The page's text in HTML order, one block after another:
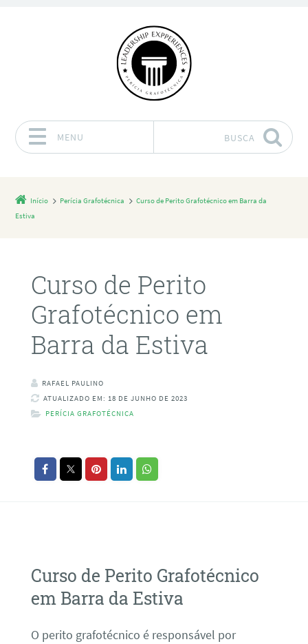
MENU BUSCA
Início Perícia Grafotécnica
Curso de Perito Grafotécnico em Barra da
Estiva
Curso de Perito
Grafotécnico em
Barra da Estiva
RAFAEL PAULINO
ATUALIZADO EM: 18 DE JUNHO DE 2023
PERÍCIA GRAFOTÉCNICA
Curso de Perito Grafotécnico
em Barra da Estiva
O perito grafotécnico é responsável por